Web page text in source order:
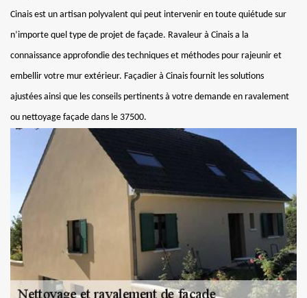
Cinais est un artisan polyvalent qui peut intervenir en toute quiétude sur
n’importe quel type de projet de façade. Ravaleur à Cinais a la
connaissance approfondie des techniques et méthodes pour rajeunir et
embellir votre mur extérieur. Façadier à Cinais fournit les solutions
ajustées ainsi que les conseils pertinents à votre demande en ravalement
ou nettoyage façade dans le 37500.